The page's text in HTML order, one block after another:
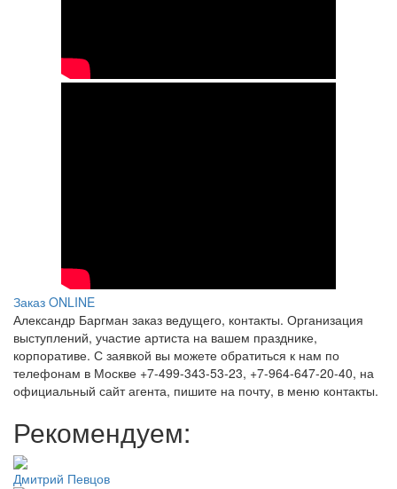
Заказ ONLINE
Александр Баргман заказ ведущего, контакты. Организация
выступлений, участие артиста на вашем празднике,
корпоративе. С заявкой вы можете обратиться к нам по
телефонам в Москве +7-499-343-53-23, +7-964-647-20-40, на
официальный сайт агента, пишите на почту, в меню контакты.
Рекомендуем:
Дмитрий Певцов